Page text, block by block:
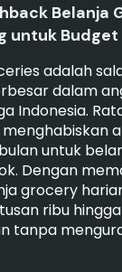
Belanja
untuk Budget
adalah
dalam
Indonesia.
untuk
Dengan
grocery
ribu
tanpa